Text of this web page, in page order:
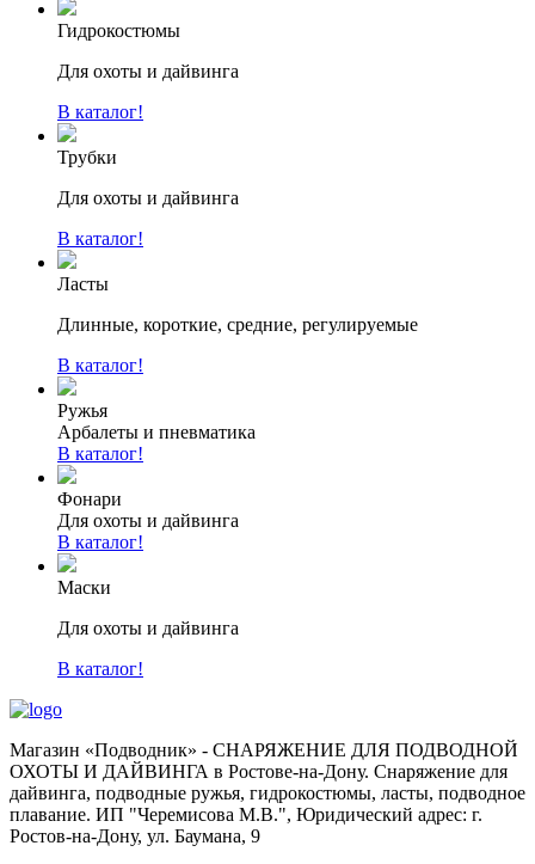
Гидрокостюмы
Для охоты и дайвинга
В каталог!
Трубки
Для охоты и дайвинга
В каталог!
Ласты
Длинные, короткие, средние, регулируемые
В каталог!
Ружья
Арбалеты и пневматика
В каталог!
Фонари
Для охоты и дайвинга
В каталог!
Маски
Для охоты и дайвинга
В каталог!
Магазин «Подводник» - СНАРЯЖЕНИЕ ДЛЯ ПОДВОДНОЙ
ОХОТЫ И ДАЙВИНГА в Ростове-на-Дону. Снаряжение для
дайвинга, подводные ружья, гидрокостюмы, ласты, подводное
плавание. ИП "Черемисова М.В.", Юридический адрес: г.
Ростов-на-Дону, ул. Баумана, 9